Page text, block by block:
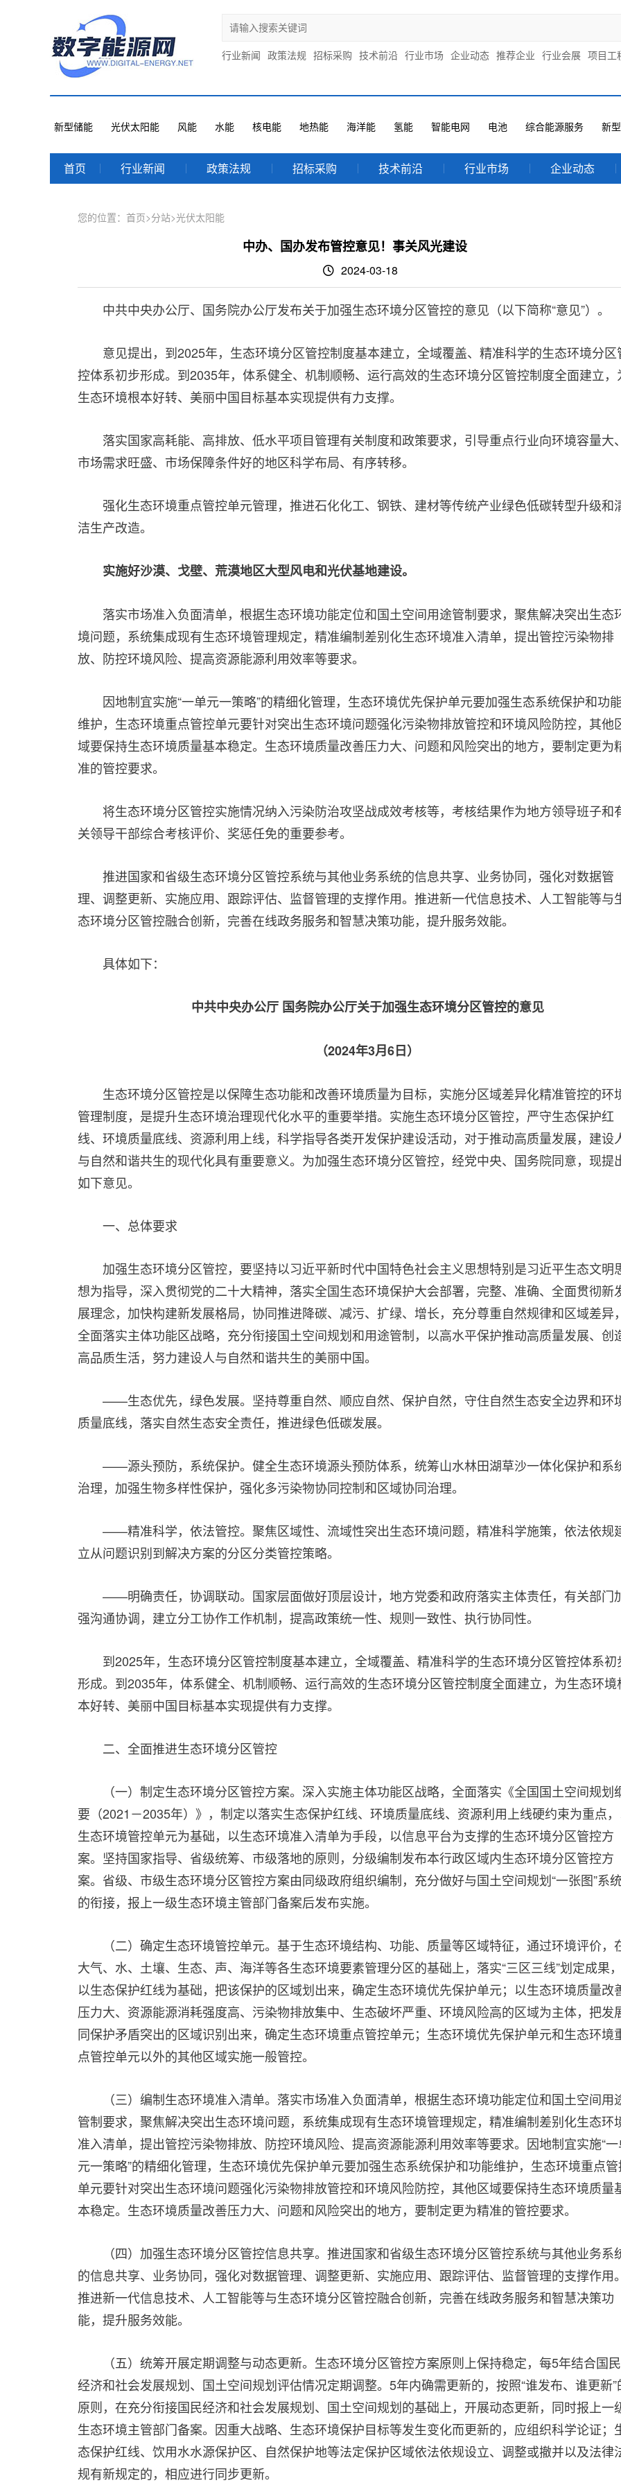
行业新闻 政策法规 招标采购 技术前沿 行业市场 企业动态 推荐企业 行业会展 项目工
新型储能 光伏太阳能 风能 水能 核电能 地热能 海洋能 氢能 智能电网 电池 综合能源服务 新
首页 行业新闻 政策法规 招标采购 技术前沿 行业市场 企业动态
您的位置： 首页>分站>光伏太阳能
中办、国办发布管控意见！事关风光建设
2024-03-18
中共中央办公厅、国务院办公厅发布关于加强生态环境分区管控的意见（以下简称“意见”）。
意见提出，到2025年，生态环境分区管控制度基本建立，全域覆盖、精准科学的生态环境分区
控体系初步形成。到2035年，体系健全、机制顺畅、运行高效的生态环境分区管控制度全面建立，
生态环境根本好转、美丽中国目标基本实现提供有力支撑。
落实国家高耗能、高排放、低水平项目管理有关制度和政策要求，引导重点行业向环境容量大、
市场需求旺盛、市场保障条件好的地区科学布局、有序转移。
强化生态环境重点管控单元管理，推进石化化工、钢铁、建材等传统产业绿色低碳转型升级和
洁生产改造。
实施好沙漠、戈壁、荒漠地区大型风电和光伏基地建设。
落实市场准入负面清单，根据生态环境功能定位和国土空间用途管制要求，聚焦解决突出生态
境问题，系统集成现有生态环境管理规定，精准编制差别化生态环境准入清单，提出管控污染物排
放、防控环境风险、提高资源能源利用效率等要求。
因地制宜实施“一单元一策略”的精细化管理，生态环境优先保护单元要加强生态系统保护和功
维护，生态环境重点管控单元要针对突出生态环境问题强化污染物排放管控和环境风险防控，其他
域要保持生态环境质量基本稳定。生态环境质量改善压力大、问题和风险突出的地方，要制定更为
准的管控要求。
将生态环境分区管控实施情况纳入污染防治攻坚战成效考核等，考核结果作为地方领导班子和
关领导干部综合考核评价、奖惩任免的重要参考。
推进国家和省级生态环境分区管控系统与其他业务系统的信息共享、业务协同，强化对数据管
理、调整更新、实施应用、跟踪评估、监督管理的支撑作用。推进新一代信息技术、人工智能等与
态环境分区管控融合创新，完善在线政务服务和智慧决策功能，提升服务效能。
具体如下：
中共中央办公厅 国务院办公厅关于加强生态环境分区管控的意见
（2024年3月6日）
生态环境分区管控是以保障生态功能和改善环境质量为目标，实施分区域差异化精准管控的环
管理制度，是提升生态环境治理现代化水平的重要举措。实施生态环境分区管控，严守生态保护红
线、环境质量底线、资源利用上线，科学指导各类开发保护建设活动，对于推动高质量发展，建设
与自然和谐共生的现代化具有重要意义。为加强生态环境分区管控，经党中央、国务院同意，现提
如下意见。
一、总体要求
加强生态环境分区管控，要坚持以习近平新时代中国特色社会主义思想特别是习近平生态文明
想为指导，深入贯彻党的二十大精神，落实全国生态环境保护大会部署，完整、准确、全面贯彻新
展理念，加快构建新发展格局，协同推进降碳、减污、扩绿、增长，充分尊重自然规律和区域差异，
全面落实主体功能区战略，充分衔接国土空间规划和用途管制，以高水平保护推动高质量发展、创
高品质生活，努力建设人与自然和谐共生的美丽中国。
——生态优先，绿色发展。坚持尊重自然、顺应自然、保护自然，守住自然生态安全边界和环
质量底线，落实自然生态安全责任，推进绿色低碳发展。
——源头预防，系统保护。健全生态环境源头预防体系，统筹山水林田湖草沙一体化保护和系
治理，加强生物多样性保护，强化多污染物协同控制和区域协同治理。
——精准科学，依法管控。聚焦区域性、流域性突出生态环境问题，精准科学施策，依法依规
立从问题识别到解决方案的分区分类管控策略。
——明确责任，协调联动。国家层面做好顶层设计，地方党委和政府落实主体责任，有关部门
强沟通协调，建立分工协作工作机制，提高政策统一性、规则一致性、执行协同性。
到2025年，生态环境分区管控制度基本建立，全域覆盖、精准科学的生态环境分区管控体系初
形成。到2035年，体系健全、机制顺畅、运行高效的生态环境分区管控制度全面建立，为生态环境
本好转、美丽中国目标基本实现提供有力支撑。
二、全面推进生态环境分区管控
（一）制定生态环境分区管控方案。深入实施主体功能区战略，全面落实《全国国土空间规划
要（2021－2035年）》，制定以落实生态保护红线、环境质量底线、资源利用上线硬约束为重点
生态环境管控单元为基础，以生态环境准入清单为手段，以信息平台为支撑的生态环境分区管控方
案。坚持国家指导、省级统筹、市级落地的原则，分级编制发布本行政区域内生态环境分区管控方
案。省级、市级生态环境分区管控方案由同级政府组织编制，充分做好与国土空间规划“一张图”系
的衔接，报上一级生态环境主管部门备案后发布实施。
（二）确定生态环境管控单元。基于生态环境结构、功能、质量等区域特征，通过环境评价，
大气、水、土壤、生态、声、海洋等各生态环境要素管理分区的基础上，落实“三区三线”划定成果，
以生态保护红线为基础，把该保护的区域划出来，确定生态环境优先保护单元；以生态环境质量改
压力大、资源能源消耗强度高、污染物排放集中、生态破坏严重、环境风险高的区域为主体，把发
同保护矛盾突出的区域识别出来，确定生态环境重点管控单元；生态环境优先保护单元和生态环境
点管控单元以外的其他区域实施一般管控。
（三）编制生态环境准入清单。落实市场准入负面清单，根据生态环境功能定位和国土空间用
管制要求，聚焦解决突出生态环境问题，系统集成现有生态环境管理规定，精准编制差别化生态环
准入清单，提出管控污染物排放、防控环境风险、提高资源能源利用效率等要求。因地制宜实施“一
元一策略”的精细化管理，生态环境优先保护单元要加强生态系统保护和功能维护，生态环境重点
单元要针对突出生态环境问题强化污染物排放管控和环境风险防控，其他区域要保持生态环境质量
本稳定。生态环境质量改善压力大、问题和风险突出的地方，要制定更为精准的管控要求。
（四）加强生态环境分区管控信息共享。推进国家和省级生态环境分区管控系统与其他业务系
的信息共享、业务协同，强化对数据管理、调整更新、实施应用、跟踪评估、监督管理的支撑作用。
推进新一代信息技术、人工智能等与生态环境分区管控融合创新，完善在线政务服务和智慧决策功
能，提升服务效能。
（五）统筹开展定期调整与动态更新。生态环境分区管控方案原则上保持稳定，每5年结合国民
经济和社会发展规划、国土空间规划评估情况定期调整。5年内确需更新的，按照“谁发布、谁更新”
原则，在充分衔接国民经济和社会发展规划、国土空间规划的基础上，开展动态更新，同时报上一
生态环境主管部门备案。因重大战略、生态环境保护目标等发生变化而更新的，应组织科学论证；
态保护红线、饮用水水源保护区、自然保护地等法定保护区域依法依规设立、调整或撤并以及法律
规有新规定的，相应进行同步更新。